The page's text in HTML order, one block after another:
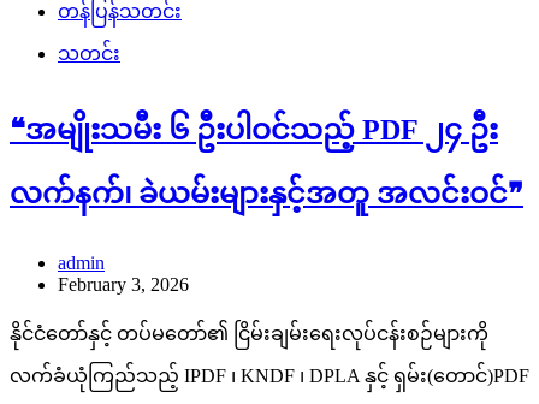
တန်ပြန်သတင်း
သတင်း
❝အမျိုးသမီး ၆ ဦးပါဝင်သည့် PDF ၂၄ ဦး
လက်နက်၊ ခဲယမ်းများနှင့်အတူ အလင်းဝင်❞
admin
February 3, 2026
နိုင်ငံတော်နှင့် တပ်မတော်၏ ငြိမ်းချမ်းရေးလုပ်ငန်းစဉ်များကို
လက်ခံယုံကြည်သည့် IPDF ၊ KNDF ၊ DPLA နှင့် ရှမ်း(တောင်)PDF